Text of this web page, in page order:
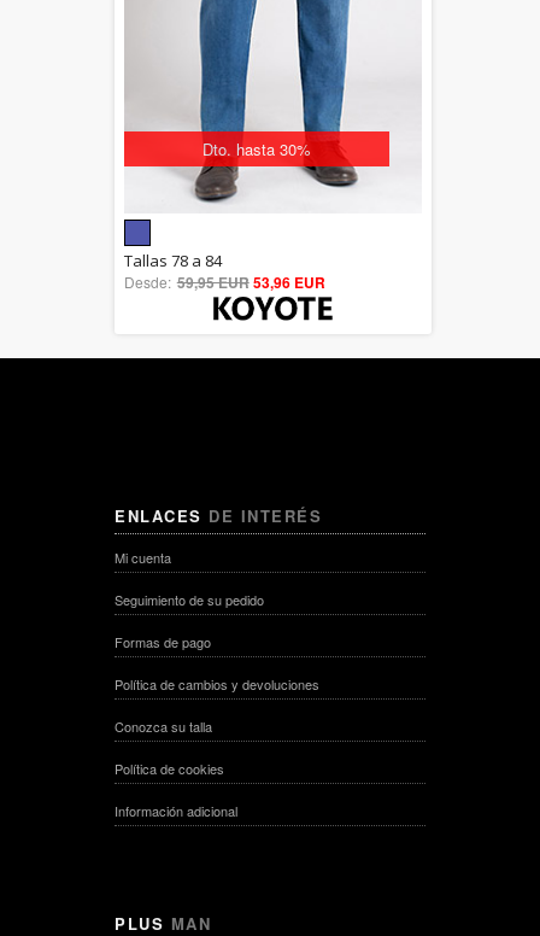
Dto. hasta 30%
out of 5
Tallas 78 a 84
Desde: 59,95 EUR53,96 EUR
ENLACES DE INTERÉS
Mi cuenta
Seguimiento de su pedido
Formas de pago
Política de cambios y devoluciones
Conozca su talla
Política de cookies
Información adicional
PLUS MAN